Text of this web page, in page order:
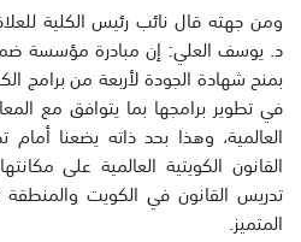
ومن جهته قال نائب رئيس الكلية
بمنح شهادة الجودة لأربعة من برامج
في تطوير برامجها بما يتوافق مع
العالمية، وهذا بحد ذاته يضعنا
القانون الكويتية العالمية على
تدريس القانون في الكويت والمنطقة
المتميز.